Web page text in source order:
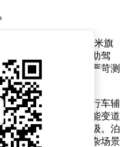
车测评结果揭晓，小米旗
高评级。该车在辅助驾
均以满分成绩通过严苛测
杆。
大的技术实力。其行车辅
可实现自主跟车、智能变道
响应速度达到毫秒级。泊
位、斜列车位等复杂场景